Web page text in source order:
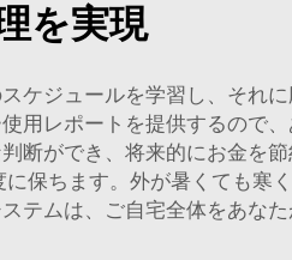
を実現
ケジュールを学習し、それ
用レポートを提供するので
ができ、将来的にお金を節
保ちます。外が暑くても寒
テムは、ご自宅全体をあな